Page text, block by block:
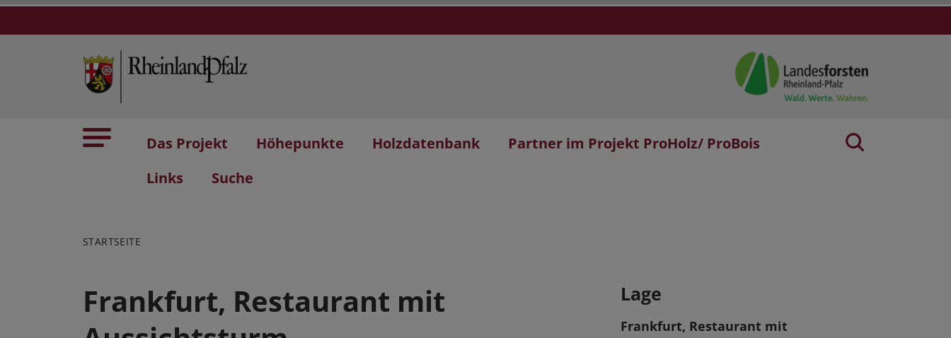
Das Projekt Höhepunkte Holzdatenbank
Partner im Projekt ProHolz/ ProBois
Links
Suche
STARTSEITE
Frankfurt, Restaurant mit
Lage
Frankfurt, Restaurant mit